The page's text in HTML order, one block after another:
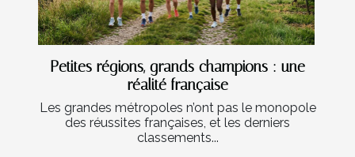
Petites régions, grands champions : une
réalité française
Les grandes métropoles n’ont pas le monopole
des réussites françaises, et les derniers
classements...